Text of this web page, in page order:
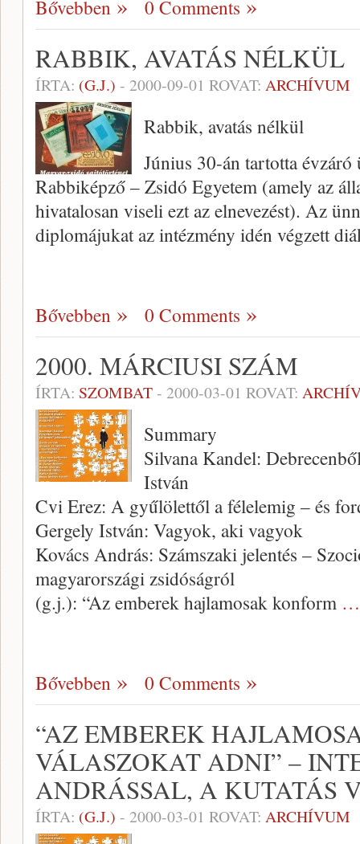
Bővebben 0 Comments
RABBIK, AVATÁS NÉLKÜL
ÍRTA: (G.J.) - 2000-09-01 ROVAT: ARCHÍVUM
Rabbik, avatás nélkül
Június 30-án tartotta évzáró
Rabbiképző – Zsidó Egyetem (amely az
hivatalosan viseli ezt az el­nevezést). Az
diplomájukat az intézmény idén végzett
Bővebben 0 Comments
2000. MÁRCIUSI SZÁM
ÍRTA: SZOMBAT- 2000-03-01 ROVAT:
Summary
Silvana Kandel:
István
Cvi Erez: A gyűlölettől a félelemig – és
Gergely István: Vagyok, aki vagyok
Kovács András: Számszaki jelentés –
magyarországi zsidóságról
(g.j.): “Az emberek hajlamosak konform …
Bővebben 0 Comments
“AZ EMBEREK
VÁLASZOKAT ADNI” –
ANDRÁSSAL, A KUTATÁS
ÍRTA: (G.J.) - 2000-03-01 ROVAT: ARCHÍVUM